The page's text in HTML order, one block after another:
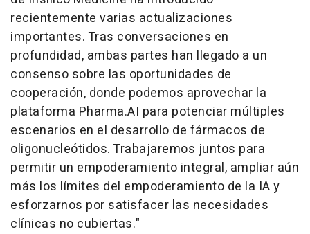
recientemente varias actualizaciones
importantes. Tras conversaciones en
profundidad, ambas partes han llegado a un
consenso sobre las oportunidades de
cooperación, donde podemos aprovechar la
plataforma Pharma.AI para potenciar múltiples
escenarios en el desarrollo de fármacos de
oligonucleótidos. Trabajaremos juntos para
permitir un empoderamiento integral, ampliar aún
más los límites del empoderamiento de la IA y
esforzarnos por satisfacer las necesidades
clínicas no cubiertas."